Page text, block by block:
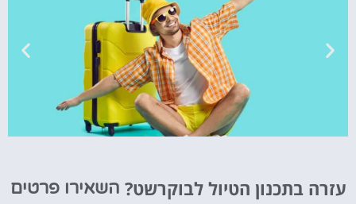
מציאת
עזרה בתכנון הטיול לבוקרשט? השאירו פרטים